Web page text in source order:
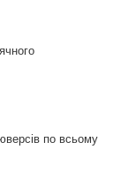
по всьому